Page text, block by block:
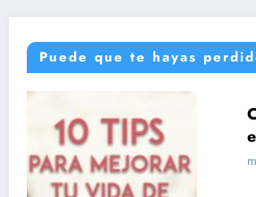
Puede que te hayas
Cuál es la importancia de
estudio en la fe católica
marzo 12, 2024 Alexander